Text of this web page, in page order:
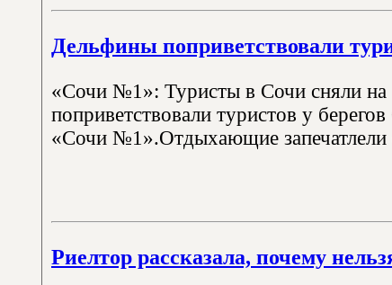
Дельфины поприветствовали
«Сочи №1»: Туристы в Сочи сняли на
поприветствовали туристов у
«Сочи №1».Отдыхающие запечатлели
Риелтор рассказала, почему